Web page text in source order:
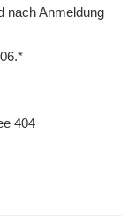
nach Anmeldung
404